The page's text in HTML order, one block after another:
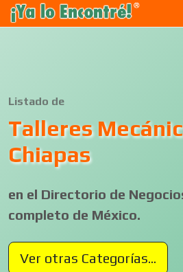
Listado de
Talleres
Chiapas
en el Directorio de
completo de México.
Ver otras Categorías...